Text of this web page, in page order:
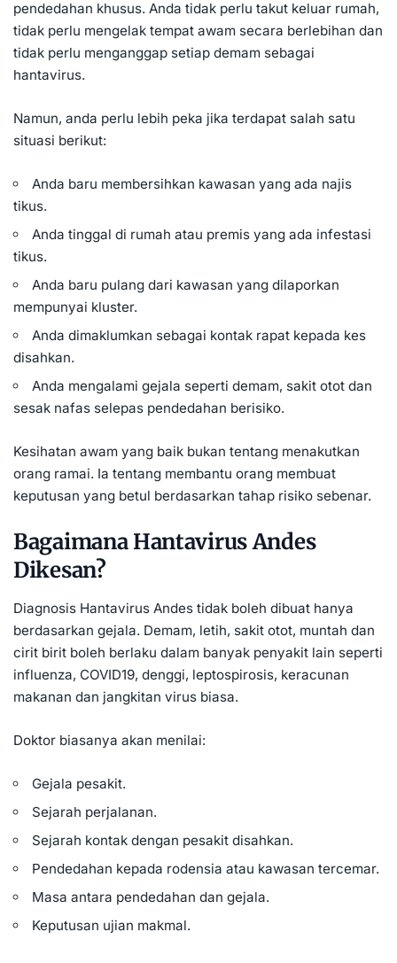
pendedahan khusus. Anda tidak perlu takut keluar rumah,
tidak perlu mengelak tempat awam secara berlebihan dan
tidak perlu menganggap setiap demam sebagai
hantavirus.
Namun, anda perlu lebih peka jika terdapat salah satu
situasi berikut:
Anda baru membersihkan kawasan yang ada najis
tikus.
Anda tinggal di rumah atau premis yang ada infestasi
tikus.
Anda baru pulang dari kawasan yang dilaporkan
mempunyai kluster.
Anda dimaklumkan sebagai kontak rapat kepada kes
disahkan.
Anda mengalami gejala seperti demam, sakit otot dan
sesak nafas selepas pendedahan berisiko.
Kesihatan awam yang baik bukan tentang menakutkan
orang ramai. Ia tentang membantu orang membuat
keputusan yang betul berdasarkan tahap risiko sebenar.
Bagaimana Hantavirus Andes
Dikesan?
Diagnosis Hantavirus Andes tidak boleh dibuat hanya
berdasarkan gejala. Demam, letih, sakit otot, muntah dan
cirit birit boleh berlaku dalam banyak penyakit lain seperti
influenza, COVID19, denggi, leptospirosis, keracunan
makanan dan jangkitan virus biasa.
Doktor biasanya akan menilai:
Gejala pesakit.
Sejarah perjalanan.
Sejarah kontak dengan pesakit disahkan.
Pendedahan kepada rodensia atau kawasan tercemar.
Masa antara pendedahan dan gejala.
Keputusan ujian makmal.